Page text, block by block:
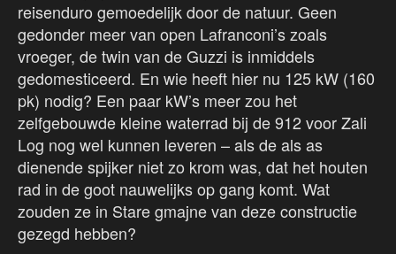
reisenduro gemoedelijk door de natuur. Geen
gedonder meer van open Lafranconi’s zoals
vroeger, de twin van de Guzzi is inmiddels
gedomesticeerd. En wie heeft hier nu 125 kW (160
pk) nodig? Een paar kW’s meer zou het
zelfgebouwde kleine waterrad bij de 912 voor Zali
Log nog wel kunnen leveren – als de als as
dienende spijker niet zo krom was, dat het houten
rad in de goot nauwelijks op gang komt. Wat
zouden ze in Stare gmajne van deze constructie
gezegd hebben?